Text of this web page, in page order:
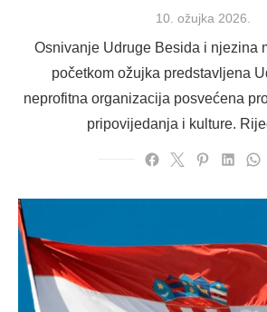
Posted
10. ožujka 2026.
Osnivanje Udruge Besida i njezina
početkom ožujka predstavljena
neprofitna organizacija posvećena
pripovijedanja i kulture.